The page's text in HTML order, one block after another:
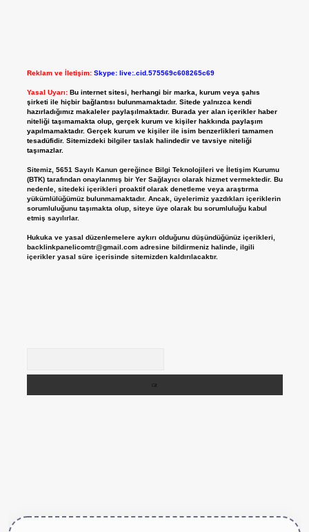
Reklam ve İletişim: Skype: live:.cid.575569c608265c69
Yasal Uyarı: Bu internet sitesi, herhangi bir marka, kurum veya şahıs
şirketi ile hiçbir bağlantısı bulunmamaktadır. Sitede yalnızca kendi
hazırladığımız makaleler paylaşılmaktadır. Burada yer alan içerikler haber
niteliği taşımamakta olup, gerçek kurum ve kişiler hakkında paylaşım
yapılmamaktadır. Gerçek kurum ve kişiler ile isim benzerlikleri tamamen
tesadüfidir. Sitemizdeki bilgiler taslak halindedir ve tavsiye niteliği
taşımazlar.
Sitemiz, 5651 Sayılı Kanun gereğince Bilgi Teknolojileri ve İletişim Kurumu
(BTK) tarafından onaylanmış bir Yer Sağlayıcı olarak hizmet vermektedir. Bu
nedenle, sitedeki içerikleri proaktif olarak denetleme veya araştırma
yükümlülüğümüz bulunmamaktadır. Ancak, üyelerimiz yazdıkları içeriklerin
sorumluluğunu taşımakta olup, siteye üye olarak bu sorumluluğu kabul
etmiş sayılırlar.
Hukuka ve yasal düzenlemelere aykırı olduğunu düşündüğünüz içerikleri,
backlinkpanelicomtr@gmail.comadresine bildirmeniz halinde, ilgili
içerikler yasal süre içerisinde sitemizden kaldırılacaktır.